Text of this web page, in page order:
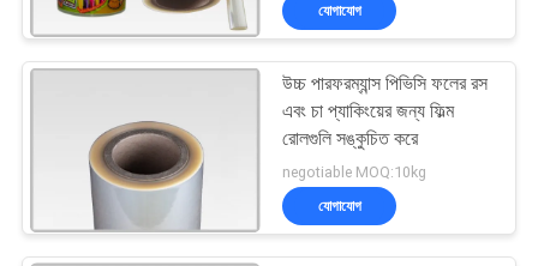
ভ্যাকুয়াম মেটালেড কাগজ
41
যোগাযোগ
উচ্চ পারফরম্যান্স পিভিসি ফলের রস
এবং চা প্যাকিংয়ের জন্য ফিল্ম
রোলগুলি সঙ্কুচিত করে
negotiable MOQ:10kg
যোগাযোগ